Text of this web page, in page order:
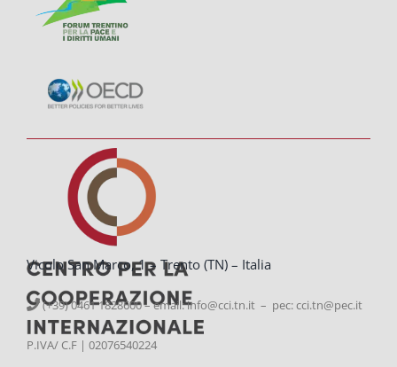
Vicolo San Marco, 1 – Trento (TN) – Italia
(+39) 0461 1828600 – email:info@cci.tn.it – pec: cci.tn@pec.it
P.IVA/ C.F | 02076540224